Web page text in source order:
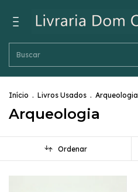
Início . Livros Usados . Arqueologia
Arqueologia
Ordenar